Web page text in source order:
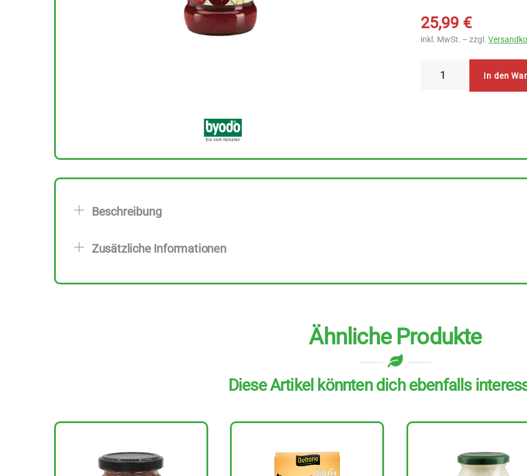
25,99 €
inkl. MwSt. – zzgl.
In den
Beschreibung
Zusätzliche Informationen
Ähnliche Produkte
Diese Artikel könnten dich ebenfalls